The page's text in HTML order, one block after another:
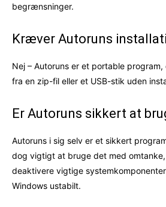
begrænsninger.
Kræver Autoruns
Nej – Autoruns er et portable
fra en zip-fil eller et USB-stik uden
Er Autoruns sikkert at
Autoruns i sig selv er et sikkert
dog vigtigt at bruge det med
deaktivere vigtige
Windows ustabilt.